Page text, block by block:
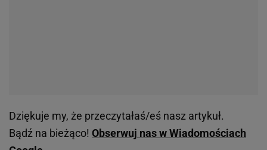
Dziękuje my, że przeczytałaś/eś nasz artykuł.
Bądź na bieżąco! Obserwuj nas w Wiadomościach